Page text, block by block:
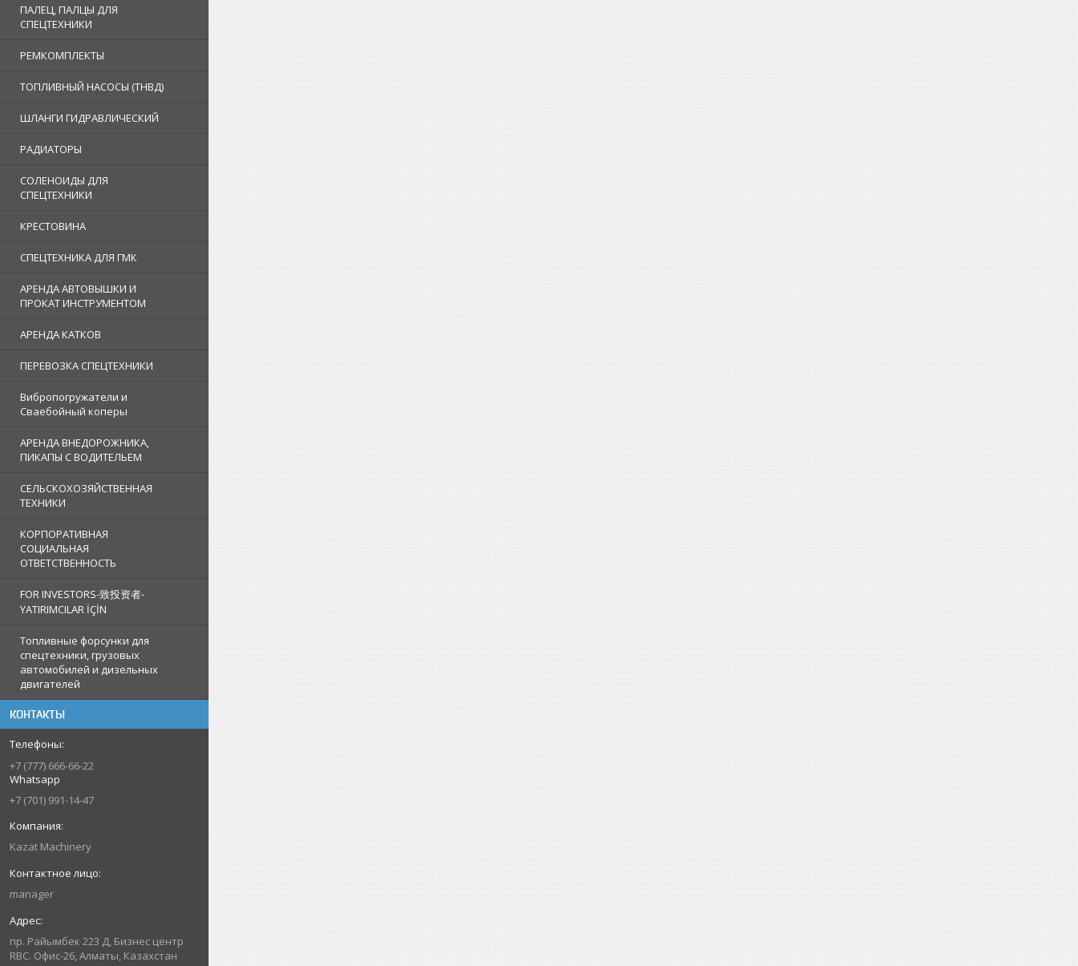
ПАЛЕЦ, ПАЛЦЫ ДЛЯ
СПЕЦТЕХНИКИ
РЕМКОМПЛЕКТЫ
ТОПЛИВНЫЙ НАСОСЫ (ТНВД)
ШЛАНГИ ГИДРАВЛИЧЕСКИЙ
РАДИАТОРЫ
СОЛЕНОИДЫ ДЛЯ
СПЕЦТЕХНИКИ
КРЕСТОВИНА
СПЕЦТЕХНИКА ДЛЯ ГМК
АРЕНДА АВТОВЫШКИ И
ПРОКАТ ИНСТРУМЕНТОМ
АРЕНДА КАТКОВ
ПЕРЕВОЗКА СПЕЦТЕХНИКИ
Вибропогружатели и
Сваебойный коперы
АРЕНДА ВНЕДОРОЖНИКА,
ПИКАПЫ С ВОДИТЕЛЬЕМ
СЕЛЬСКОХОЗЯЙСТВЕННАЯ
ТЕХНИКИ
КОРПОРАТИВНАЯ
СОЦИАЛЬНАЯ
ОТВЕТСТВЕННОСТЬ
FOR INVESTORS-致投资者-
YATIRIMCILAR İÇİN
Топливные форсунки для
спецтехники, грузовых
автомобилей и дизельных
двигателей
КОНТАКТЫ
+7 (777) 666-66-22
Whatsapp
+7 (701) 991-14-47
Kazat Machinery
manager
пр. Райымбек 223 Д, Бизнес центр
RBC. Офис-26, Алматы, Казахстан